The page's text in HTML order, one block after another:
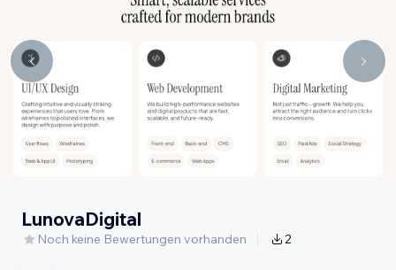
LunovaDigital
Noch keine Bewertungen vorhanden 2